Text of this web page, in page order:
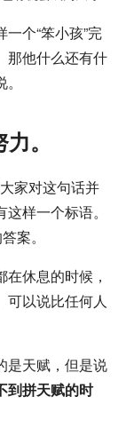
个“笨小孩”完
那他什么还有什
。
家对这句话并
样一个标语。
案。
休息的时候，
可以说比任何人
是天赋，但是说
到拼天赋的时